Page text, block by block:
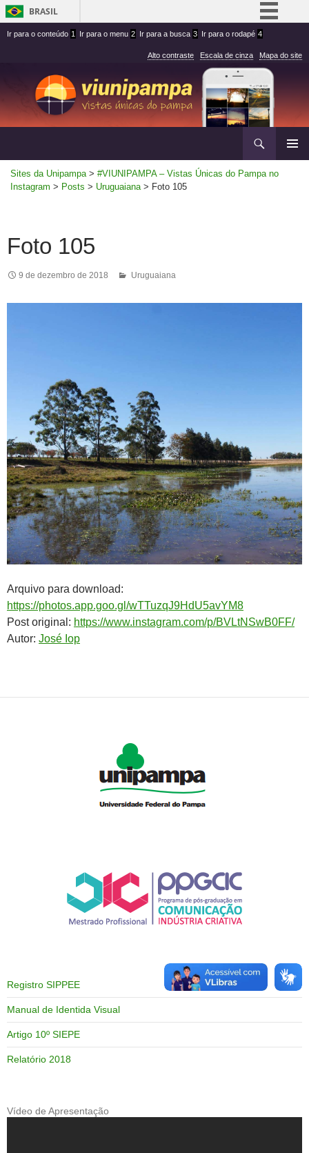
BRASIL
Simplifique!
Comunica BR
Participe
Acesso à informação
Legislação
Ir para o conteúdo 1 Ir para o menu 2 Ir para a busca 3 Ir para o rodapé 4
Alto contraste Escala de cinza Mapa do site
rodapé
Sites da Unipampa> #VIUNIPAMPA – Vistas Únicas do Pampa no
Instagram > Posts > Uruguaiana> Foto 105
Foto 105
9 de dezembro de 2018 Uruguaiana
Arquivo para download:
https://photos.app.goo.gl/wTTuzqJ9HdU5avYM8
Post original: https://www.instagram.com/p/BVLtNSwB0FF/
Autor: José Iop
Registro SIPPEE
Manual de Identida Visual
Artigo 10º SIEPE
Relatório 2018
Vídeo de Apresentação